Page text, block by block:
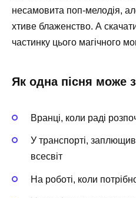
несамовита поп-мелодія,
хтиве блаженство. А
частинку цього магічного
Як одна пісня може
Вранці, коли раді
У транспорті,
всесвіт
На роботі, коли